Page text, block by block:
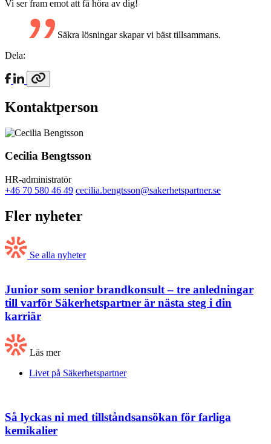
Vi ser fram emot att få höra av dig!
Säkra lösningar skapar vi bäst tillsammans.
Dela:
Kontaktperson
Cecilia Bengtsson
HR-administratör
+46 70 580 46 49 cecilia.bengtsson@sakerhetspartner.se
Fler nyheter
Se alla nyheter
Junior som senior brandkonsult – tre anledningar
till varför Säkerhetspartner är nästa steg i din
karriär
Läs mer
Livet på Säkerhetspartner
Så lyckas ni med tillståndsansökan för farliga
kemikalier